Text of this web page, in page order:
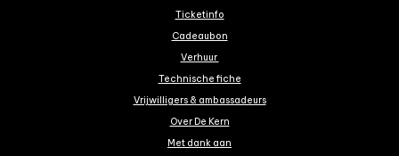
Ticketinfo
Cadeaubon
Verhuur
Technische fiche
Vrijwilligers & ambassadeurs
Over De Kern
Met dank aan